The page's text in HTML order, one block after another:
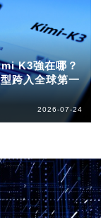
K3強在哪？
跨入全球第一
2026-07-24